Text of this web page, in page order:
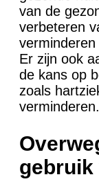
van de
verbeteren
Er zijn ook
de kans op
zoals
verminderen.
gebruik